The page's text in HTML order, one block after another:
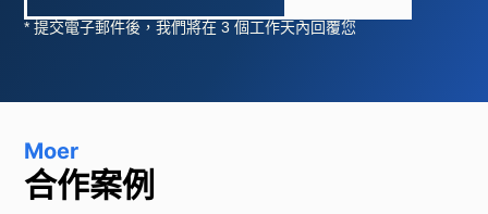
* 提交電子郵件後，我們將在 3 個工作天內回覆您
Moer
合作案例